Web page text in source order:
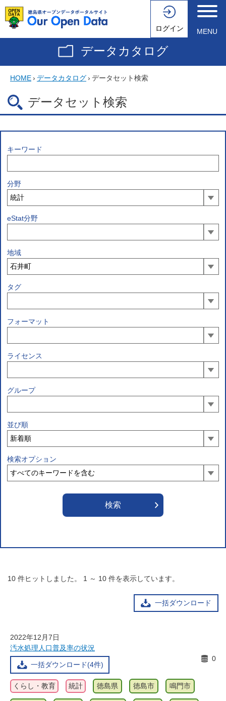
ログイン MENU
データカタログ
HOME› データカタログ› データセット検索
データセット検索
キーワード
分野
eStat分野
地域
タグ
フォーマット
ライセンス
グループ
並び順
検索オプション
10 件ヒットしました。 1 ～ 10 件を表示しています。
一括ダウンロード
2022年12月7日
汚水処理人口普及率の状況
一括ダウンロード(4件)
0
くらし・教育 統計 徳島県 徳島市 鳴門市